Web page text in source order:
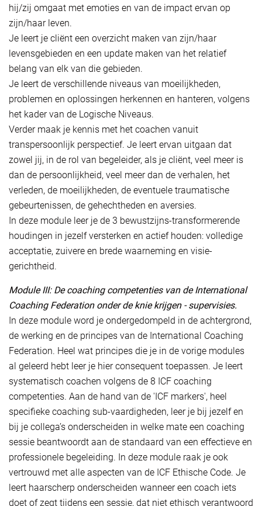
hij/zij omgaat met emoties en van de impact ervan op
zijn/haar leven.
Je leert je cliënt een overzicht maken van zijn/haar
levensgebieden en een update maken van het relatief
belang van elk van die gebieden.
Je leert de verschillende niveaus van moeilijkheden,
problemen en oplossingen herkennen en hanteren, volgens
het kader van de Logische Niveaus.
Verder maak je kennis met het coachen vanuit
transpersoonlijk perspectief. Je leert ervan uitgaan dat
zowel jij, in de rol van begeleider, als je cliënt, veel meer is
dan de persoonlijkheid, veel meer dan de verhalen, het
verleden, de moeilijkheden, de eventuele traumatische
gebeurtenissen, de gehechtheden en aversies.
In deze module leer je de 3 bewustzijns-transformerende
houdingen in jezelf versterken en actief houden: volledige
acceptatie, zuivere en brede waarneming en visie-
gerichtheid.
Module III: De coaching competenties van de International
Coaching Federation onder de knie krijgen - supervisies.
In deze module word je ondergedompeld in de achtergrond,
de werking en de principes van de International Coaching
Federation. Heel wat principes die je in de vorige modules
al geleerd hebt leer je hier consequent toepassen. Je leert
systematisch coachen volgens de 8 ICF coaching
competenties. Aan de hand van de 'ICF markers', heel
specifieke coaching sub-vaardigheden, leer je bij jezelf en
bij je collega’s onderscheiden in welke mate een coaching
sessie beantwoordt aan de standaard van een effectieve en
professionele begeleiding. In deze module raak je ook
vertrouwd met alle aspecten van de ICF Ethische Code. Je
leert haarscherp onderscheiden wanneer een coach iets
doet of zegt tijdens een sessie, dat niet ethisch verantwoord